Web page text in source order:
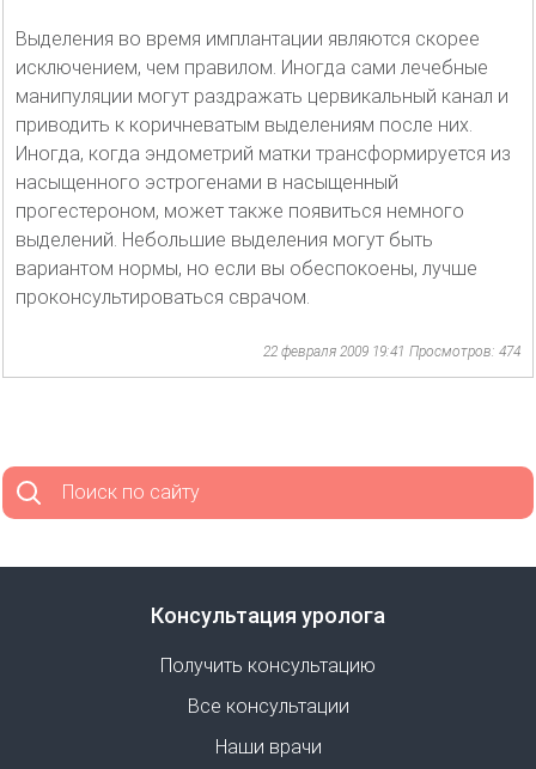
Выделения во время имплантации являются скорее
исключением, чем правилом. Иногда сами лечебные
манипуляции могут раздражать цервикальный канал и
приводить к коричневатым выделениям после них.
Иногда, когда эндометрий матки трансформируется из
насыщенного эстрогенами в насыщенный
прогестероном, может также появиться немного
выделений. Небольшие выделения могут быть
вариантом нормы, но если вы обеспокоены, лучше
проконсультироваться сврачом.
22 февраля 2009 19:41 Просмотров: 474
Поиск по сайту
Консультация уролога
Получить консультацию
Все консультации
Наши врачи